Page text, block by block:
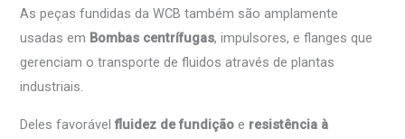
As peças fundidas da WCB também são amplamente
usadas em Bombas centrífugas, impulsores, e flanges que
gerenciam o transporte de fluidos através de plantas
industriais.
Deles favorávelfluidez de fundição e resistência à